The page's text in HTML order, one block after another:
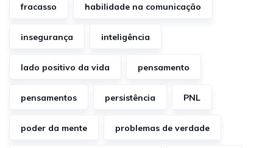
fracasso habilidade na comunicação
insegurança inteligência
lado positivo da vida pensamento
pensamentos persistência PNL
poder da mente problemas de verdade